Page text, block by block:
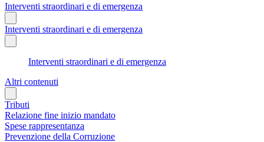
Interventi straordinari e di emergenza
Interventi straordinari e di emergenza
Interventi straordinari e di emergenza
Altri contenuti
Tributi
Relazione fine inizio mandato
Spese rappresentanza
Prevenzione della Corruzione